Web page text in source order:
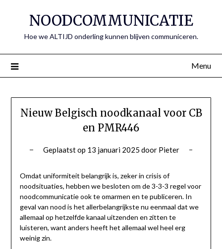
NOODCOMMUNICATIE
Hoe we ALTIJD onderling kunnen blijven communiceren.
Menu
Nieuw Belgisch noodkanaal voor CB
en PMR446
Geplaatst op 13 januari 2025 door Pieter
Omdat uniformiteit belangrijk is, zeker in crisis of
noodsituaties, hebben we besloten om de 3-3-3 regel voor
noodcommunicatie ook te omarmen en te publiceren. In
geval van nood is het allerbelangrijkste nu eenmaal dat we
allemaal op hetzelfde kanaal uitzenden en zitten te
luisteren, want anders heeft het allemaal wel heel erg
weinig zin.